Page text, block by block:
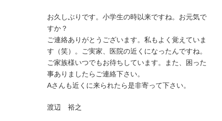
お久しぶりです。小学生の時以来ですね。お元気で
すか？
ご連絡ありがとうございます。私もよく覚えていま
す（笑）。ご実家、医院の近くになったんですね。
ご家族様いつでもお待ちしています。また、困った
事ありましたらご連絡下さい。
Aさんも近くに来られたら是非寄って下さい。
渡辺 裕之